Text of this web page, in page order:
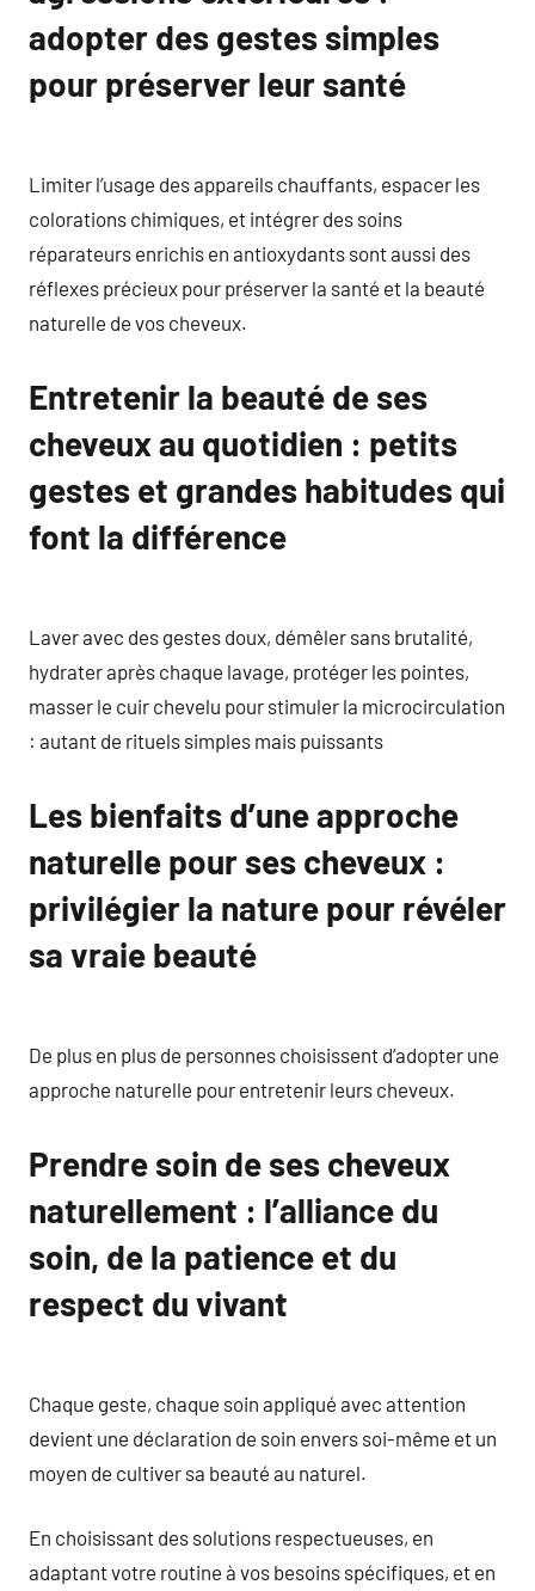
adopter des gestes simples
pour préserver leur santé
Limiter l’usage des appareils chauffants, espacer les
colorations chimiques, et intégrer des soins
réparateurs enrichis en antioxydants sont aussi des
réflexes précieux pour préserver la santé et la beauté
naturelle de vos cheveux.
Entretenir la beauté de ses
cheveux au quotidien : petits
gestes et grandes habitudes qui
font la différence
Laver avec des gestes doux, démêler sans brutalité,
hydrater après chaque lavage, protéger les pointes,
masser le cuir chevelu pour stimuler la microcirculation
: autant de rituels simples mais puissants
Les bienfaits d’une approche
naturelle pour ses cheveux :
privilégier la nature pour révéler
sa vraie beauté
De plus en plus de personnes choisissent d’adopter une
approche naturelle pour entretenir leurs cheveux.
Prendre soin de ses cheveux
naturellement : l’alliance du
soin, de la patience et du
respect du vivant
Chaque geste, chaque soin appliqué avec attention
devient une déclaration de soin envers soi-même et un
moyen de cultiver sa beauté au naturel.
En choisissant des solutions respectueuses, en
adaptant votre routine à vos besoins spécifiques, et en